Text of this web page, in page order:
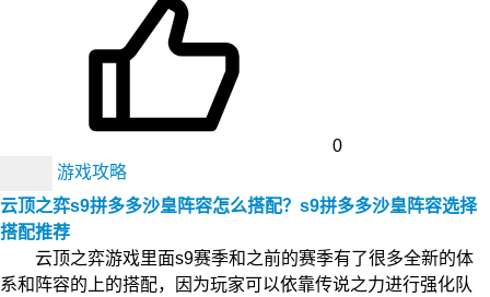
0
游戏攻略
云顶之弈s9拼多多沙皇阵容怎么搭配？s9拼多多沙皇阵容选择
搭配推荐
云顶之弈游戏里面s9赛季和之前的赛季有了很多全新的体
系和阵容的上的搭配，因为玩家可以依靠传说之力进行强化队